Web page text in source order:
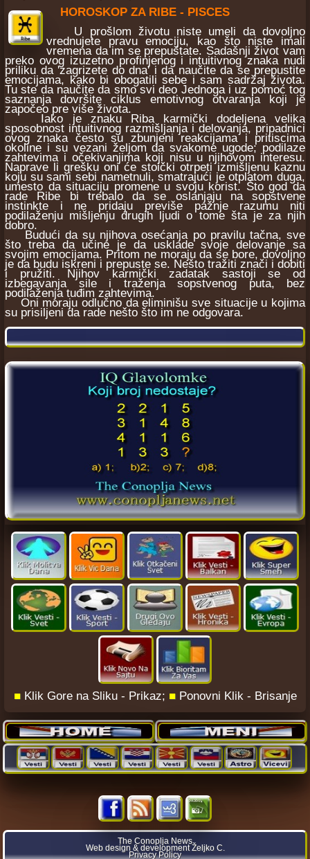
HOROSKOP ZA RIBE - PISCES
U prošlom životu niste umeli da dovoljno
vrednujete pravu emociju, kao što niste imali
vremena da im se prepuštate. Sadašnji život vam
preko ovog izuzetno profinjenog i intuitivnog znaka nudi
priliku da 'zagrizete do dna' i da naučite da se prepustite
emocijama, kako bi obogatili sebe i sam sadržaj života.
Tu ste da naučite da smo svi deo Jednoga i uz pomoć tog
saznanja dovršite ciklus emotivnog otvaranja koji je
započeo pre više života.
Iako je znaku Riba karmički dodeljena velika
sposobnost intuitivnog razmišljanja i delovanja, pripadnici
ovog znaka često su zbunjeni reakcijama i pritiscima
okoline i su vezani željom da svakome ugode; podilaze
zahtevima i očekivanjima koji nisu u njihovom interesu.
Naprave li grešku oni će stoički otrpeti izmišljenu kaznu
koju su sami sebi nametnuli, smatrajući je otplatom duga,
umesto da situaciju promene u svoju korist. Što god da
rade Ribe bi trebalo da se oslanjaju na sopstvene
instinkte i ne pridaju previše pažnje razumu niti
podilaženju mišljenju drugih ljudi o tome šta je za njih
dobro.
Budući da su njihova osećanja po pravilu tačna, sve
što treba da učine je da usklade svoje delovanje sa
svojim emocijama. Pritom ne moraju da se bore, dovoljno
je da budu iskreni i prepuste se. Nešto tražiti znači i dobiti
i pružiti. Njihov karmički zadatak sastoji se od
izbegavanja sile i traženja sopstvenog puta, bez
podilaženja tuđim zahtevima.
Oni moraju odlučno da eliminišu sve situacije u kojima
su prisiljeni da rade nešto što im ne odgovara.
■ Klik Gore na Sliku - Prikaz; ■ Ponovni Klik - Brisanje